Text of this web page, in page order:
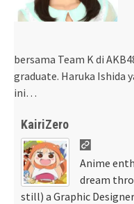
bersama Team K di
graduate. Haruka Ishida
ini…
KairiZero
Anime
dream
still) a Graphic